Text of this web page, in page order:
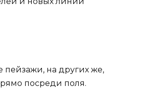
пейзажи, на других же,
посреди поля.